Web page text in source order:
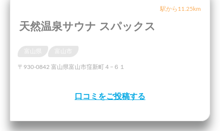
駅から11.25km
天然温泉サウナ スパックス
〒930-0842 富山県富山市窪新町４−６１
口コミをご投稿する